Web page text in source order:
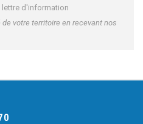
lettre d'information
votre territoire en recevant nos